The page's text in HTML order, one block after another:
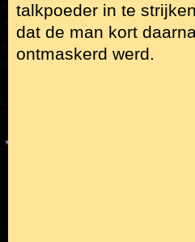
talkpoeder in te
dat de man kort
ontmaskerd werd.